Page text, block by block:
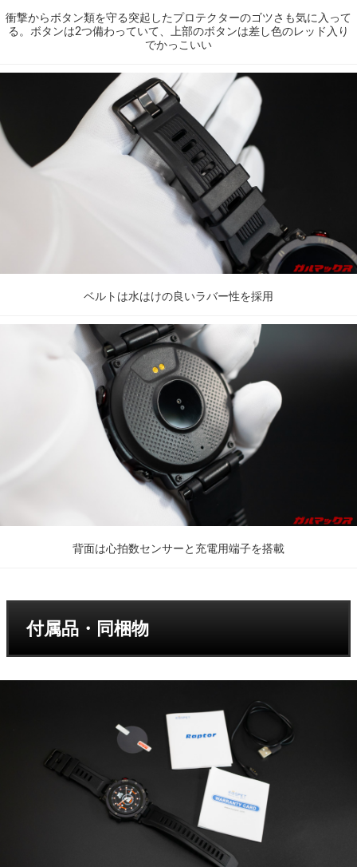
衝撃からボタン類を守る突起したプロテクターのゴツさも気に入って
る。ボタンは2つ備わっていて、上部のボタンは差し色のレッド入り
でかっこいい
ベルトは水はけの良いラバー性を採用
背面は心拍数センサーと充電用端子を搭載
付属品・同梱物